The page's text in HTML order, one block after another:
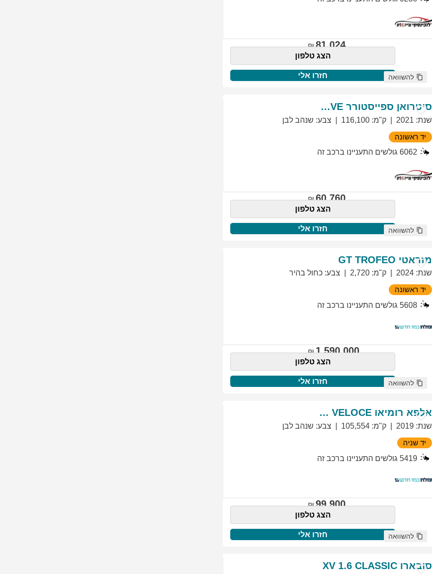
81,024
הצג טלפון
חזרו אלי להשוואה
סיטרואן ספייסטורר EXCLUSIVE
שנת:
2021 ק"מ:
116,100 צבע: שנהב לבן
יד ראשונה
6062 גולשים התעניינו ברכב זה
60,760
הצג טלפון
חזרו אלי להשוואה
מזראטי GT TROFEO
שנת:
2024 ק"מ:
2,720 צבע: כחול בהיר
יד ראשונה
5608 גולשים התעניינו ברכב זה
1,590,000
הצג טלפון
חזרו אלי להשוואה
אלפא רומיאו GIULIETTA VELOCE
שנת:
2019 ק"מ:
105,554 צבע: שנהב לבן
יד שניה
5419 גולשים התעניינו ברכב זה
99,900
הצג טלפון
חזרו אלי להשוואה
סובארו XV 1.6 CLASSIC